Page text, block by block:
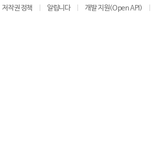
저작권 정책 알립니다 개발 지원(Open API)